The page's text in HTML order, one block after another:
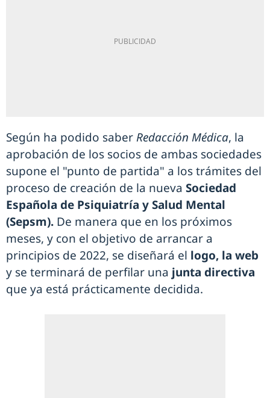
Según ha podido saberRedacción Médica, la
aprobación de los socios de ambas sociedades
supone el "punto de partida" a los trámites del
proceso de creación de la nueva Sociedad
Española de Psiquiatría y Salud Mental
(Sepsm). De manera que en los próximos
meses, y con el objetivo de arrancar a
principios de 2022, se diseñará el logo, la web
y se terminará de perfilar una junta directiva
que ya está prácticamente decidida.